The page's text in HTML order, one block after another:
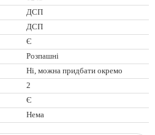
ДСП
ДСП
Є
Розпашні
Ні, можна придбати окремо
2
Є
Нема